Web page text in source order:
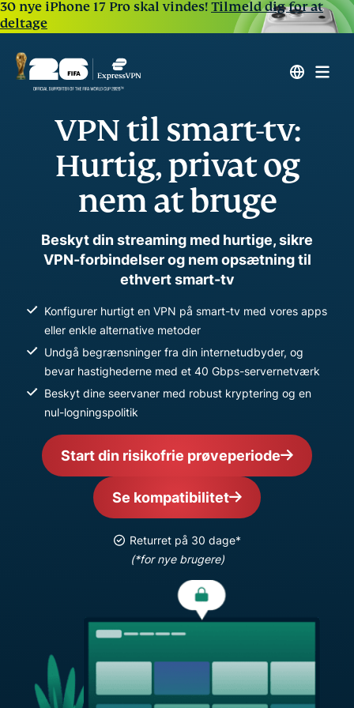
30 nye iPhone 17 Pro skal vindes!Tilmeld dig for at
deltage
VPN til smart-tv:
Hurtig, privat og
nem at bruge
Beskyt din streaming med hurtige, sikre
VPN-forbindelser og nem opsætning til
ethvert smart-tv
Konfigurer hurtigt en VPN på smart-tv med vores apps
eller enkle alternative metoder
Undgå begrænsninger fra din internetudbyder, og
bevar hastighederne med et 40 Gbps-servernetværk
Beskyt dine seervaner med robust kryptering og en
nul-logningspolitik
Start din risikofrie prøveperiode
Se kompatibilitet
Returret på 30 dage*
(*for nye brugere)